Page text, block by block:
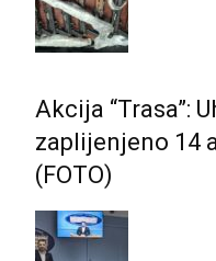
Akcija “Trasa”:
zaplijenjeno 14
(FOTO)